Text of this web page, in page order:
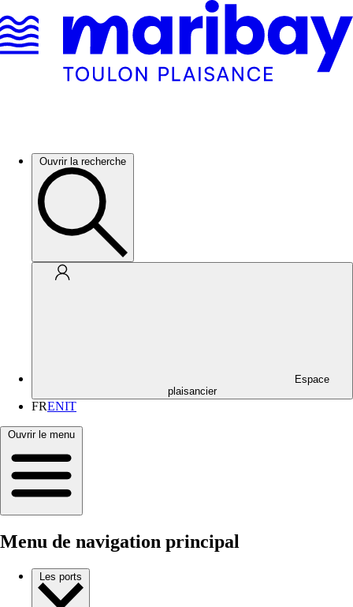
Ouvrir la recherche
Espace
plaisancier
FRENIT
Ouvrir le menu
Menu de navigation principal
Les ports